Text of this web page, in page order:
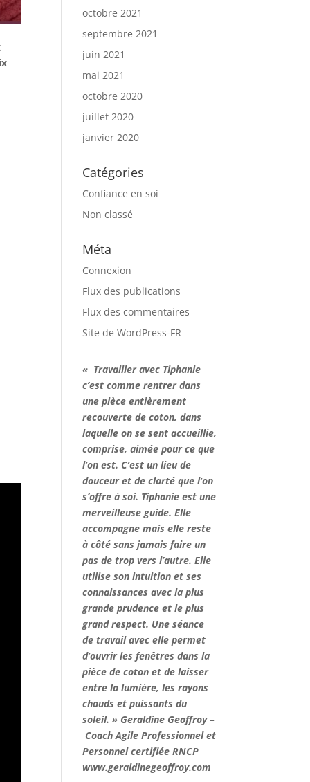
octobre 2021
septembre 2021
juin 2021
mai 2021
octobre 2020
juillet 2020
janvier 2020
Catégories
Confiance en soi
Non classé
Méta
Connexion
Flux des publications
Flux des commentaires
Site de WordPress-FR
« Travailler avec Tiphanie
c’est comme rentrer dans
une pièce entièrement
recouverte de coton, dans
laquelle on se sent accueillie,
comprise, aimée pour ce que
l’on est. C’est un lieu de
douceur et de clarté que l’on
s’offre à soi. Tiphanie est une
merveilleuse guide. Elle
accompagne mais elle reste
à côté sans jamais faire un
pas de trop vers l’autre. Elle
utilise son intuition et ses
connaissances avec la plus
grande prudence et le plus
grand respect. Une séance
de travail avec elle permet
d’ouvrir les fenêtres dans la
pièce de coton et de laisser
entre la lumière, les rayons
chauds et puissants du
soleil. » Geraldine Geoffroy –
Coach Agile Professionnel et
Personnel certifiée RNCP
www.geraldinegeoffroy.com